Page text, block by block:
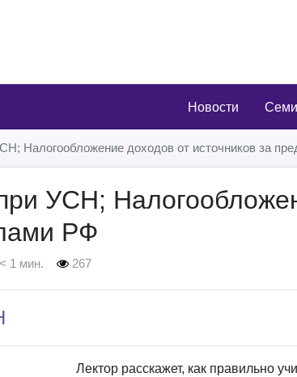
Новости
Налогообложение доходов от источников за
УСН;
РФ
< 1 мин. 267
Лектор расскажет, как правильно